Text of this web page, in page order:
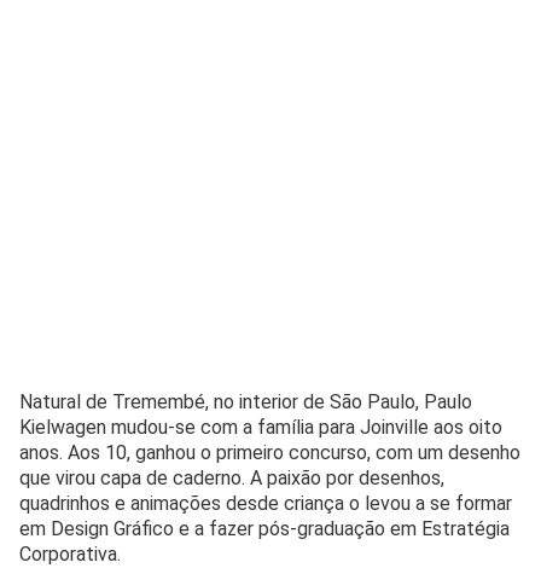
Natural de Tremembé, no interior de São Paulo, Paulo
Kielwagen mudou-se com a família para Joinville aos oito
anos. Aos 10, ganhou o primeiro concurso, com um desenho
que virou capa de caderno. A paixão por desenhos,
quadrinhos e animações desde criança o levou a se formar
em Design Gráfico e a fazer pós-graduação em Estratégia
Corporativa.